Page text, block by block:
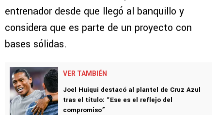
entrenador desde que llegó al banquillo y
considera que es parte de un proyecto con
bases sólidas.
VER TAMBIÉN
Joel Huiqui destacó al plantel de Cruz Azul
tras el título: “Ese es el reflejo del
compromiso”